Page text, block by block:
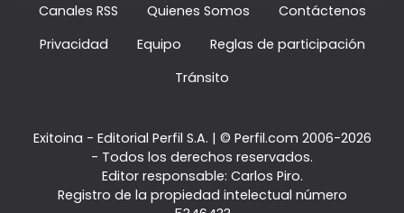
Canales RSS Quienes Somos
Contáctenos
Privacidad
Equipo
Reglas de participación
Tránsito
Exitoina - Editorial Perfil S.A. | © Perfil.com 2006-2026
- Todos los derechos reservados.
Editor responsable: Carlos Piro.
Registro de la propiedad intelectual número